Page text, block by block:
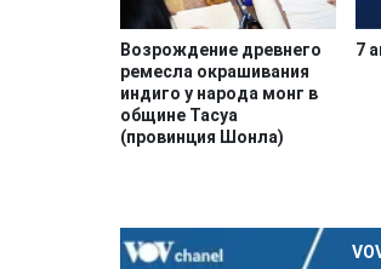
Возрождение древнего
ремесла окрашивания
индиго у народа монг в
общине Тасуа
(провинция Шонла)
7